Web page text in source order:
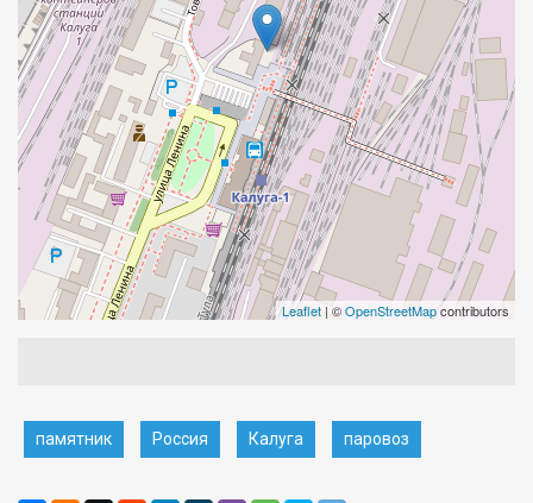
Leaflet | ©OpenStreetMapcontributors
памятник Россия Калуга паровоз